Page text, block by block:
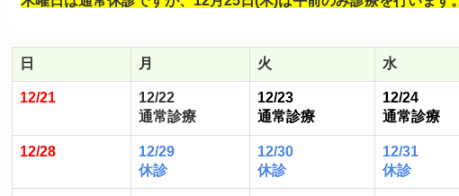
日 月 火 水
12/21
12/22
通常診療
12/23
通常診療
12/24
通常診療
12/28
12/29
休診
12/30
休診
12/31
休診